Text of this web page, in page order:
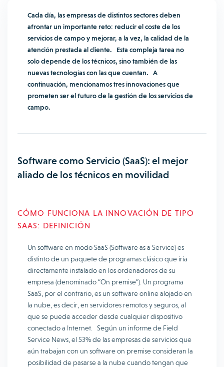
Cada día, las empresas de distintos sectores deben
afrontar un importante reto: reducir el coste de los
servicios de campo y mejorar, a la vez, la calidad de la
atención prestada al cliente. Esta compleja tarea no
solo depende de los técnicos, sino también de las
nuevas tecnologías con las que cuentan. A
continuación, mencionamos tres innovaciones que
prometen ser el futuro de la gestión de los servicios de
campo.
Software como Servicio (SaaS): el mejor
aliado de los técnicos en movilidad
CÓMO FUNCIONA LA INNOVACIÓN DE TIPO
SAAS: DEFINICIÓN
Un software en modo SaaS (Software as a Service) es
distinto de un paquete de programas clásico que iría
directamente instalado en los ordenadores de su
empresa (denominado “On premise”). Un programa
SaaS, por el contrario, es un software online alojado en
la nube, es decir, en servidores remotos y seguros, al
que se puede acceder desde cualquier dispositivo
conectado a Internet. Según un informe de Field
Service News, el 53% de las empresas de servicios que
aún trabajan con un software on premise consideran la
posibilidad de pasarse a la nube cuando tengan que